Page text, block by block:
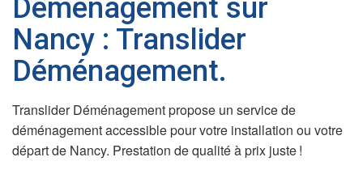
Déménagement sur
Nancy : Translider
Déménagement.
Translider Déménagement propose un service de
déménagement accessible pour votre installation ou votre
départ de Nancy. Prestation de qualité à prix juste !